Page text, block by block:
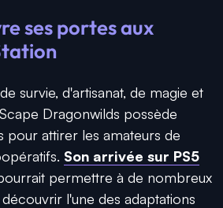
ses portes aux
survie, d'artisanat, de magie et
Dragonwilds possède
pour attirer les amateurs de
Son arrivée sur PS5
permettre à de nombreux
l'une des adaptations